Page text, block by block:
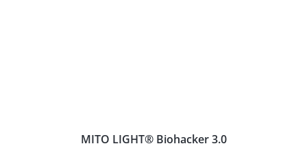
MITO LIGHT® Biohacker 3.0